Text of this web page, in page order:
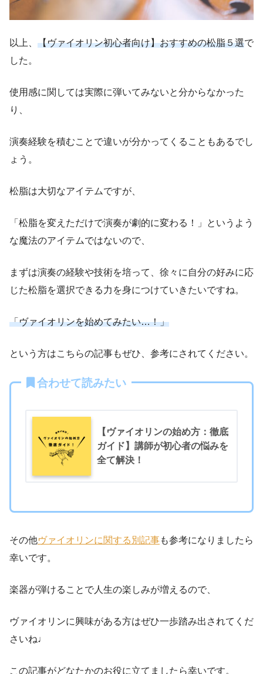
以上、 【ヴァイオリン初心者向け】おすすめの松脂５選で
した。
使用感に関しては実際に弾いてみないと分からなかった
り、
演奏経験を積むことで違いが分かってくることもあるでし
ょう。
松脂は大切なアイテムですが、
「松脂を変えただけで演奏が劇的に変わる！」というよう
な魔法のアイテムではないので、
まずは演奏の経験や技術を培って、徐々に自分の好みに応
じた松脂を選択できる力を身につけていきたいですね。
「ヴァイオリンを始めてみたい…！」
という方はこちらの記事もぜひ、参考にされてください。
合わせて読みたい
【ヴァイオリンの始め方：徹底
ガイド】講師が初心者の悩みを
全て解決！
その他ヴァイオリンに関する別記事も参考になりましたら
幸いです。
楽器が弾けることで人生の楽しみが増えるので、
ヴァイオリンに興味がある方はぜひ一歩踏み出されてくだ
さいね♩
この記事がどなたかのお役に立てましたら幸いです。